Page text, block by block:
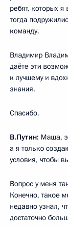
ребят, которых
тогда
команду.
Владимир
даёте эти
к лучшему и
знания.
Спасибо.
В.Путин: Маша,
а я только
условия, чтобы
Вопрос у меня
Конечно, такое
недавно узнал,
достаточно